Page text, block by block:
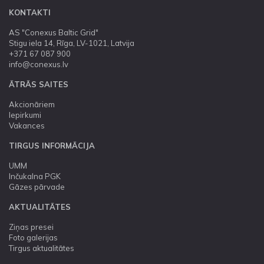
KONTAKTI
AS "Conexus Baltic Grid"
Stigu iela 14, Rīga, LV-1021, Latvija
+371 67 087 900
info@conexus.lv
ĀTRĀS SAITES
Akcionāriem
Iepirkumi
Vakances
TIRGUS INFORMĀCIJA
UMM
Inčukalna PGK
Gāzes pārvade
AKTUALITĀTES
Ziņas presei
Foto galerijas
Tirgus aktualitātes